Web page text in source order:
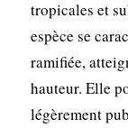
tropicales et
espèce se
ramifiée,
hauteur. Elle
légèrement